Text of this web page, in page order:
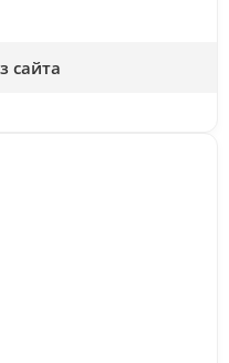
сайта